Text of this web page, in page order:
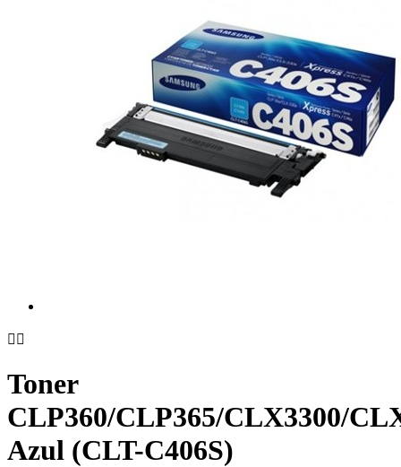
 
Toner
CLP360/CLP365/CLX3300/
Azul (CLT-C406S)